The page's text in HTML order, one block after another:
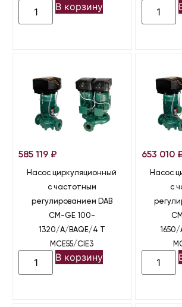
В корзину
585 119 ₽
Насос циркуляционный
с частотным
регулированием DAB
CM-GE 100-
1320/A/BAQE/4 T
MCE55/CIE3
В корзину
653 010
Насос
с
1650/